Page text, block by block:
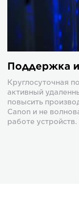
Поддержка
Круглосуточная
активный
повысить
Canon и не
работе устройств.